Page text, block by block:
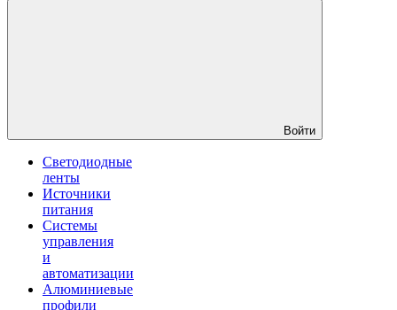
Войти
Светодиодные
ленты
Источники
питания
Системы
управления
и
автоматизации
Алюминиевые
профили